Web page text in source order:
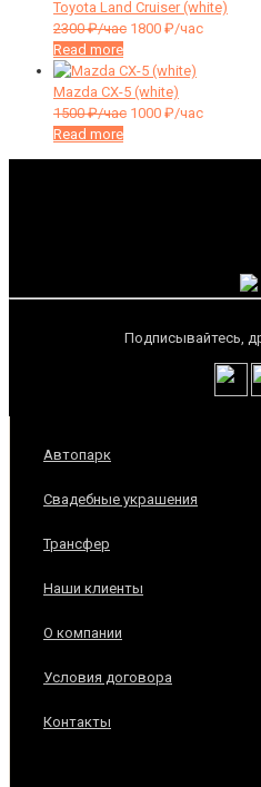
Toyota Land Cruiser (white)
2300₽/час 1800 ₽/час
Read more
Mazda CX-5 (white)
1500₽/час 1000 ₽/час
Read more
Подписывайтесь,
Автопарк
Свадебные украшения
Трансфер
Наши клиенты
О компании
Условия договора
Контакты